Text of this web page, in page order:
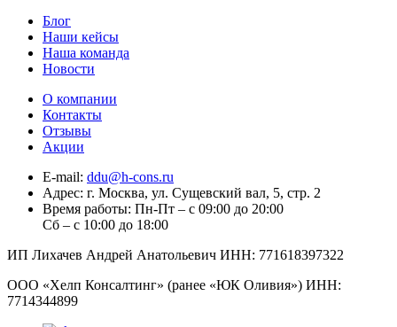
Блог
Наши кейсы
Наша команда
Новости
О компании
Контакты
Отзывы
Акции
E-mail: ddu@h-cons.ru
Адрес: г. Москва, ул. Сущевский вал, 5, стр. 2
Время работы: Пн-Пт – с 09:00 до 20:00
Сб – с 10:00 до 18:00
ИП Лихачев Андрей Анатольевич ИНН: 771618397322
ООО «Хелп Консалтинг» (ранее «ЮК Оливия») ИНН:
7714344899